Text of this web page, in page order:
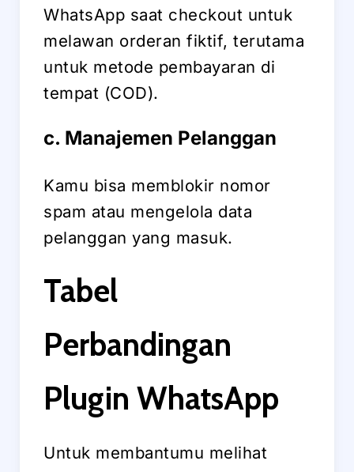
WhatsApp saat checkout untuk
melawan orderan fiktif, terutama
untuk metode pembayaran di
tempat (COD).
c. Manajemen Pelanggan
Kamu bisa memblokir nomor
spam atau mengelola data
pelanggan yang masuk.
Tabel
Perbandingan
Plugin WhatsApp
Untuk membantumu melihat